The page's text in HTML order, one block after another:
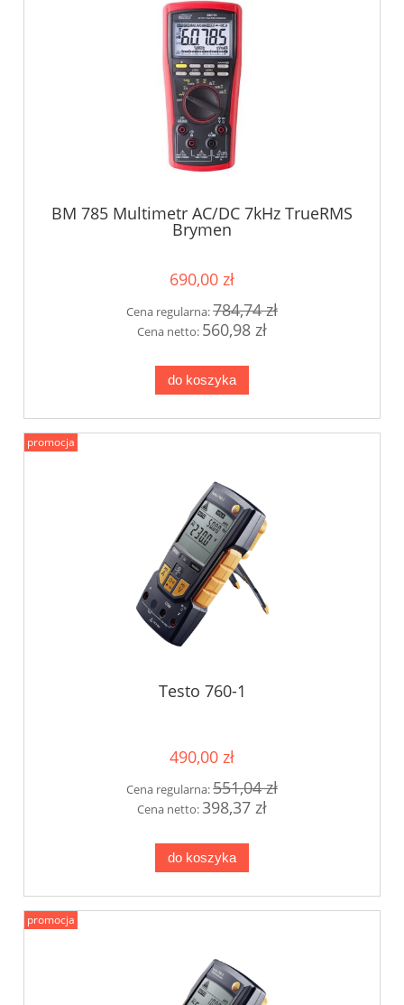
BM 785 Multimetr AC/DC 7kHz TrueRMS
Brymen
690,00 zł
Cena regularna:784,74 zł
Cena netto: 560,98 zł
do koszyka
Testo 760-1
490,00 zł
Cena regularna:551,04 zł
Cena netto:398,37 zł
do koszyka
promocja
promocja